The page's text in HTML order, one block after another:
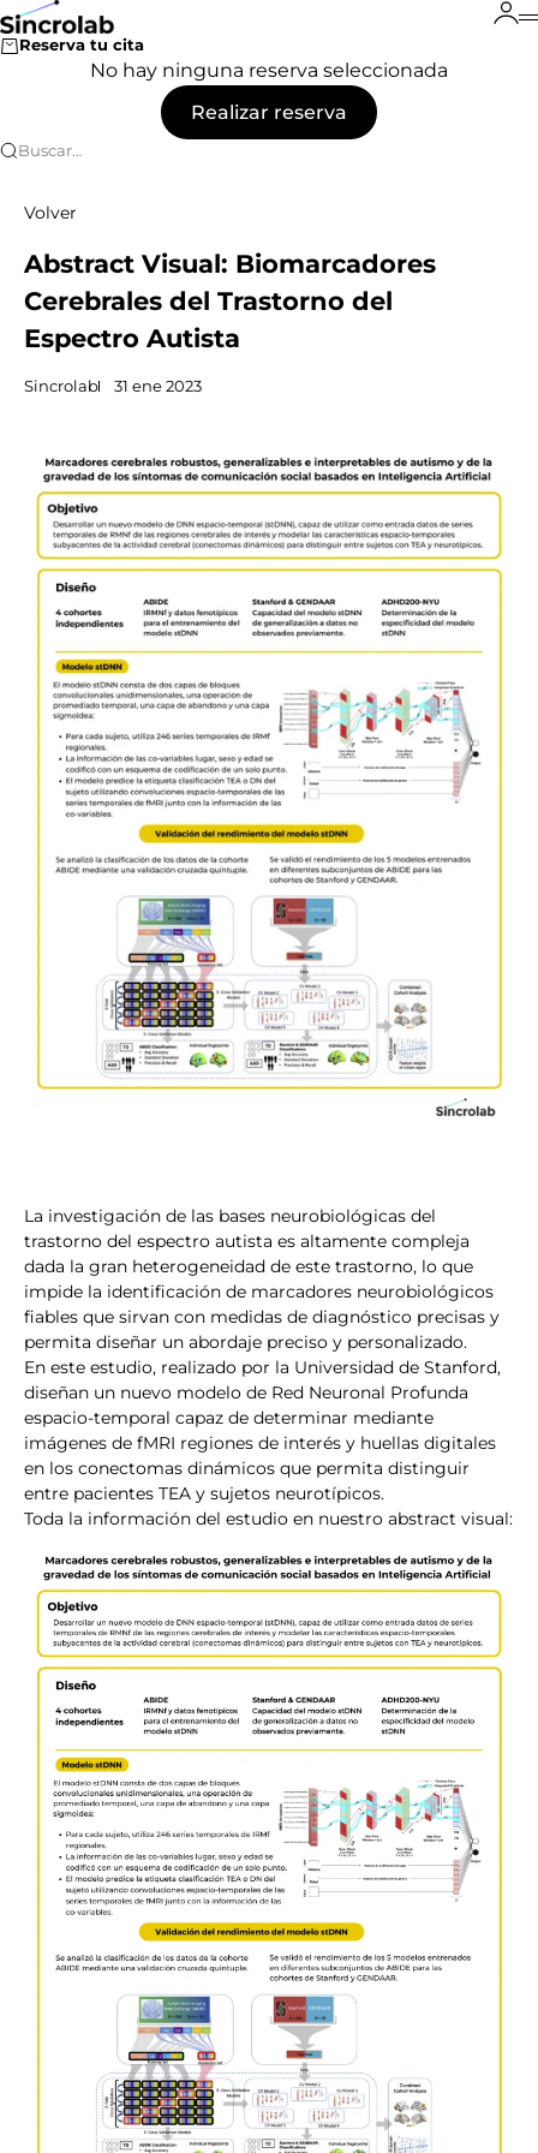
Ir al contenido
Sincrolab
Reserva tu cita
No hay ninguna reserva seleccionada
Realizar reserva
Buscar…
Volver
Abstract Visual: Biomarcadores
Cerebrales del Trastorno del
Espectro Autista
Sincrolab 31 ene 2023
La investigación de las bases neurobiológicas del
trastorno del espectro autista es altamente compleja
dada la gran heterogeneidad de este trastorno, lo que
impide la identificación de marcadores neurobiológicos
fiables que sirvan con medidas de diagnóstico precisas y
permita diseñar un abordaje preciso y personalizado.
En este estudio, realizado por la Universidad de Stanford,
diseñan un nuevo modelo de Red Neuronal Profunda
espacio-temporal capaz de determinar mediante
imágenes de fMRI regiones de interés y huellas digitales
en los conectomas dinámicos que permita distinguir
entre pacientes TEA y sujetos neurotípicos.
Toda la información del estudio en nuestro abstract visual: